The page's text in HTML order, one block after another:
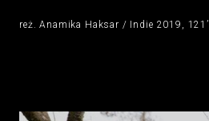
reż. Anamika Haksar / Indie 2019, 121’